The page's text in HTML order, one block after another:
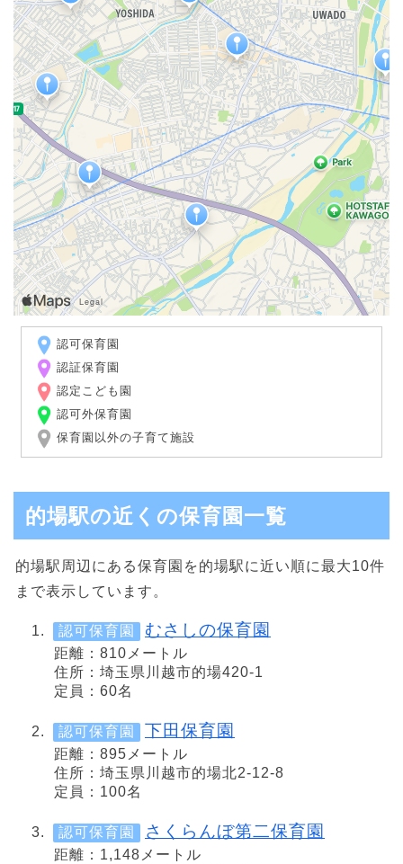
認可保育園
認証保育園
認定こども園
認可外保育園
保育園以外の子育て施設
的場駅の近くの保育園一覧
的場駅周辺にある保育園を的場駅に近い順に最大10件
まで表示しています。
認可保育園 むさしの保育園
距離：810メートル
住所：埼玉県川越市的場420-1
定員：60名
認可保育園 下田保育園
距離：895メートル
住所：埼玉県川越市的場北2-12-8
定員：100名
認可保育園 さくらんぼ第二保育園
距離：1,148メートル